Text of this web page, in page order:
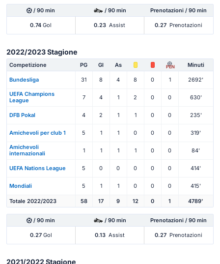
/ 90 min / 90 min Prenotazioni / 90 min
0.74 Gol 0.23 Assist 0.27 Prenotazioni
2022/2023 Stagione
Competizione PG Gl As PEN Minuti
Bundesliga 31 8 4 8 0 1 2692'
UEFA Champions
League
7 4 1 2 0 0 630'
DFB Pokal 4 2 1 1 0 0 235'
Amichevoli per club 1 5 1 1 0 0 0 319'
Amichevoli
internazionali
1 1 1 1 0 0 84'
UEFA Nations League 5 0 0 0 0 0 414'
Mondiali 5 1 1 0 0 0 415'
Totale 2022/2023 58 17 9 12 0 1 4789'
/ 90 min / 90 min Prenotazioni / 90 min
0.27Gol 0.13 Assist 0.27 Prenotazioni
2021/2022 Stagione